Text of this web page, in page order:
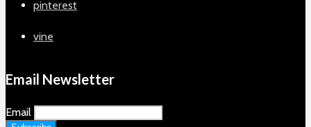
pinterest
vine
Email Newsletter
Email